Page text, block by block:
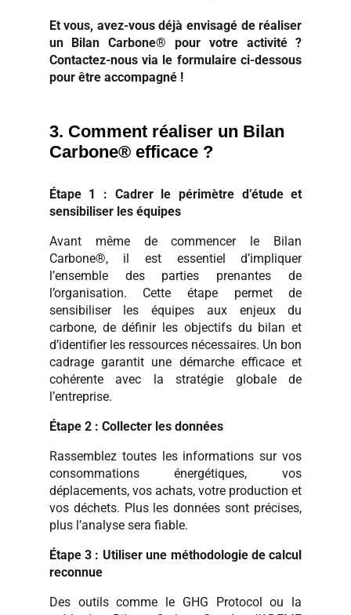
Et vous, avez-vous déjà envisagé de réaliser
un Bilan Carbone® pour votre activité ?
Contactez-nous via le formulaire ci-dessous
pour être accompagné !
3. Comment réaliser un Bilan
Carbone® efficace ?
Étape 1 : Cadrer le périmètre d’étude et
sensibiliser les équipes
Avant même de commencer le Bilan
Carbone®, il est essentiel d’impliquer
l’ensemble des parties prenantes de
l’organisation. Cette étape permet de
sensibiliser les équipes aux enjeux du
carbone, de définir les objectifs du bilan et
d’identifier les ressources nécessaires. Un bon
cadrage garantit une démarche efficace et
cohérente avec la stratégie globale de
l’entreprise.
Étape 2 : Collecter les données
Rassemblez toutes les informations sur vos
consommations énergétiques, vos
déplacements, vos achats, votre production et
vos déchets. Plus les données sont précises,
plus l’analyse sera fiable.
Étape 3 : Utiliser une méthodologie de calcul
reconnue
Des outils comme le GHG Protocol ou la